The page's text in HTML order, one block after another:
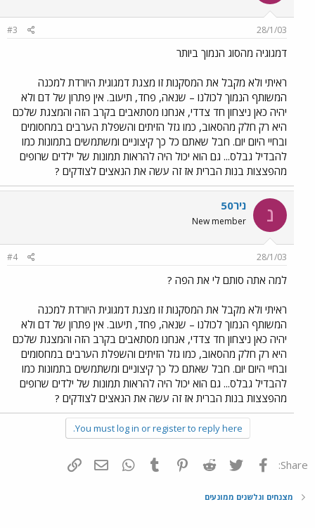
28/1/03
#3
דמגוגיה מהסוג הנמוך ביותר
ראיתי ולא מקבל את המסקנות זו מצגת דמגוגית היורדת למכנה
המשותף הנמוך לכולנו – שנאה, פחד, תיעוב. אין פתרון של דם ולא
יהיה כאן ניצחון חד צדדי, אנחנו מסתאבים בקרב הזה והמצגת שלכם
היא רק חלק מהסאוב, כמו גזל הזיתים והשפלת הערבים במחסומים
ובחיי היום יום. חבל שאתם כל כך קיצוניים ומשתמשים בתמונות כמו
להבדיל גבלס... גם הוא יכול היה להראות תמונות של ילדים שרופים
מהפצצות בנות הברית אז זה עשה את הנאצים לצודקים ?
נ ניר50
New member
28/1/03
#4
למה אתה סותם לי את הפה ?
ראיתי ולא מקבל את המסקנות זו מצגת דמגוגית היורדת למכנה
המשותף הנמוך לכולנו – שנאה, פחד, תיעוב. אין פתרון של דם ולא
יהיה כאן ניצחון חד צדדי, אנחנו מסתאבים בקרב הזה והמצגת שלכם
היא רק חלק מהסאוב, כמו גזל הזיתים והשפלת הערבים במחסומים
ובחיי היום יום. חבל שאתם כל כך קיצוניים ומשתמשים בתמונות כמו
להבדיל גבלס... גם הוא יכול היה להראות תמונות של ילדים שרופים
מהפצצות בנות הברית אז זה עשה את הנאצים לצודקים ?
You must log in or register to reply here.
Share: פייסבוק Twitter
Reddit
Pinterest
Tumblr
WhatsAppדואר אלקטרוני
מצנחים וגלשנים ממונעים